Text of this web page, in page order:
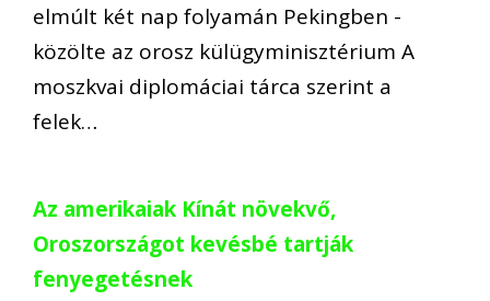
elmúlt két nap folyamán Pekingben -
közölte az orosz külügyminisztérium A
moszkvai diplomáciai tárca szerint a
felek…
Az amerikaiak Kínát növekvő,
Oroszországot kevésbé tartják
fenyegetésnek